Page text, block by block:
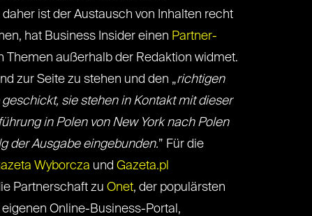
daher ist der Austausch von Inhalten recht
hat Business Insider einen Partner-
außerhalb der Redaktion widmet.
zur Seite zu stehen und den „richtigen
sie stehen in Kontakt mit dieser
in Polen von New York nach Polen
der Ausgabe eingebunden.” Für die
Wyborcza und Gazeta.pl
Partnerschaft zu Onet, der populärsten
Online-Business-Portal,